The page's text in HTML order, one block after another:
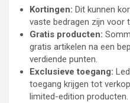
Kortingen: Dit kunnen
vaste bedragen zijn voor
Gratis producten:
gratis artikelen na een
verdiende punten.
Exclusieve toegang:
toegang krijgen tot
limited-edition producten.